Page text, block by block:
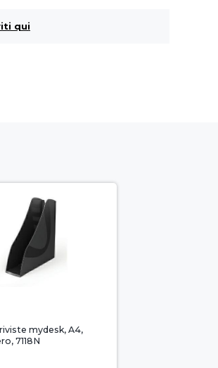
qui
mydesk, A4,
7118N